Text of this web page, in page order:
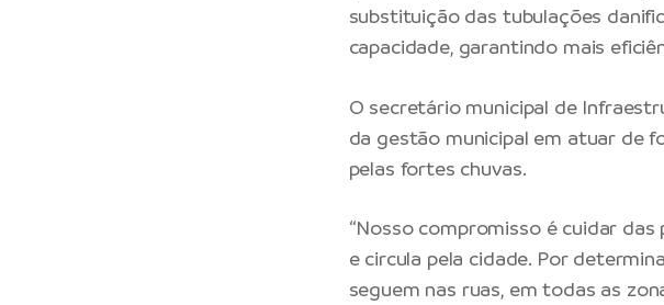
substituição das tubulações
capacidade, garantindo mais
O secretário municipal de
da gestão municipal em atuar de
pelas fortes chuvas.
“Nosso compromisso é cuidar
e circula pela cidade. Por
seguem nas ruas, em todas as